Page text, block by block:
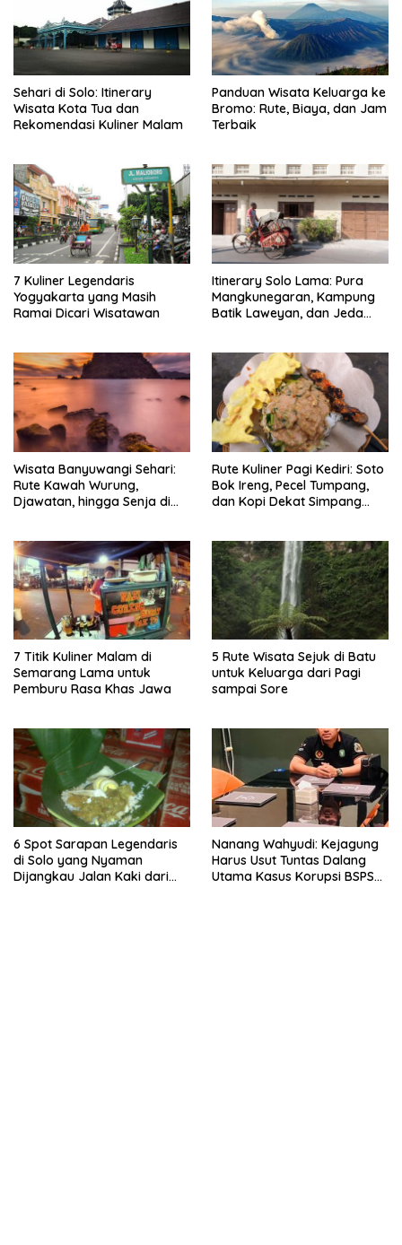
Sehari di Solo: Itinerary
Wisata Kota Tua dan
Rekomendasi Kuliner Malam
Panduan Wisata Keluarga ke
Bromo: Rute, Biaya, dan Jam
Terbaik
7 Kuliner Legendaris
Yogyakarta yang Masih
Ramai Dicari Wisatawan
Itinerary Solo Lama: Pura
Mangkunegaran, Kampung
Batik Laweyan, dan Jeda
Wisata Banyuwangi Sehari:
Rute Kawah Wurung,
Djawatan, hingga Senja di
Rute Kuliner Pagi Kediri: Soto
Bok Ireng, Pecel Tumpang,
dan Kopi Dekat Simpang
7 Titik Kuliner Malam di
Semarang Lama untuk
Pemburu Rasa Khas Jawa
5 Rute Wisata Sejuk di Batu
untuk Keluarga dari Pagi
sampai Sore
6 Spot Sarapan Legendaris
di Solo yang Nyaman
Dijangkau Jalan Kaki dari
Nanang Wahyudi: Kejagung
Harus Usut Tuntas Dalang
Utama Kasus Korupsi BSPS